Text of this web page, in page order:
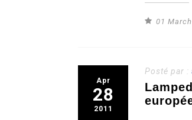
01
Apr
28
2011
Posté par :